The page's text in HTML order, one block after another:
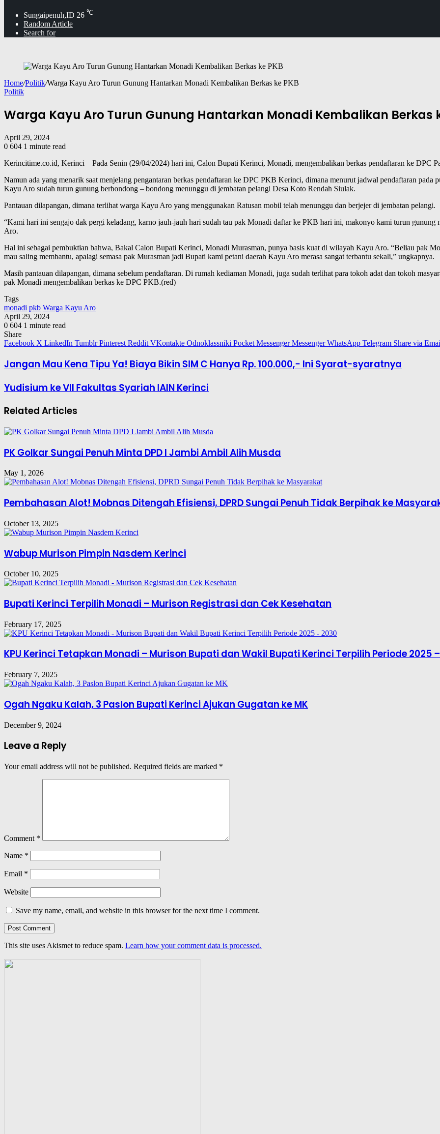
Sungaipenuh,ID 26 ℃
Random Article
Search for
Home/Politik/Warga Kayu Aro Turun Gunung Hantarkan Monadi Kembalikan Berkas ke PKB
Politik
Warga Kayu Aro Turun Gunung Hantarkan Monadi Kembalikan Berkas
April 29, 2024
0 604 1 minute read
Kerincitime.co.id, Kerinci – Pada Senin (29/04/2024) hari ini, Calon Bupati Kerinci, Monadi, mengembalikan berkas pendaftaran ke DPC
Namun ada yang menarik saat menjelang pengantaran berkas pendaftaran ke DPC PKB Kerinci, dimana menurut jadwal pendaftaran
Kayu Aro sudah turun gunung berbondong – bondong menunggu di jembatan pelangi Desa Koto Rendah Siulak.
Pantauan dilapangan, dimana terlihat warga Kayu Aro yang menggunakan Ratusan mobil telah menunggu dan berjejer di jembatan pelangi.
“Kami hari ini sengajo dak pergi keladang, karno jauh-jauh hari sudah tau pak Monadi daftar ke PKB hari ini, makonyo kami turun gunung
Aro.
Hal ini sebagai pembuktian bahwa, Bakal Calon Bupati Kerinci, Monadi Murasman, punya basis kuat di wilayah Kayu Aro. “Beliau pak
mau saling membantu, apalagi semasa pak Murasman jadi Bupati kami petani daerah Kayu Aro merasa sangat terbantu sekali,” ungkapnya.
Masih pantauan dilapangan, dimana sebelum pendaftaran. Di rumah kediaman Monadi, juga sudah terlihat para tokoh adat dan tokoh
pak Monadi mengembalikan berkas ke DPC PKB.(red)
Tags
monadi pkb Warga Kayu Aro
April 29, 2024
0 604 1 minute read
Share
Facebook X LinkedIn Tumblr Pinterest Reddit VKontakte Odnoklassniki Pocket Messenger Messenger WhatsApp Telegram Share via
Jangan Mau Kena Tipu Ya! Biaya Bikin SIM C Hanya Rp. 100.000,- Ini Syarat-syaratnya
Yudisium ke VII Fakultas Syariah IAIN Kerinci
Related Articles
PK Golkar Sungai Penuh Minta DPD I Jambi Ambil Alih Musda
May 1, 2026
Pembahasan Alot! Mobnas Ditengah Efisiensi, DPRD Sungai Penuh Tidak Berpihak ke
October 13, 2025
Wabup Murison Pimpin Nasdem Kerinci
October 10, 2025
Bupati Kerinci Terpilih Monadi – Murison Registrasi dan Cek Kesehatan
February 17, 2025
KPU Kerinci Tetapkan Monadi – Murison Bupati dan Wakil Bupati Kerinci Terpilih Periode 2025
February 7, 2025
Ogah Ngaku Kalah, 3 Paslon Bupati Kerinci Ajukan Gugatan ke MK
December 9, 2024
Leave a Reply
Your email address will not be published. Required fields are marked *
Comment *
Name *
Email *
Website
Save my name, email, and website in this browser for the next time I comment.
This site uses Akismet to reduce spam. Learn how your comment data is processed.